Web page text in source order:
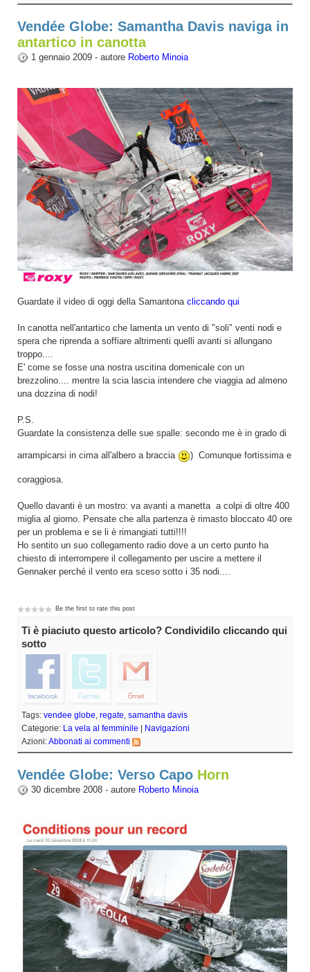
Vendée Globe: Samantha Davis naviga in
antartico in canotta
1 gennaio 2009 - autore Roberto Minoia
Guardate il video di oggi della Samantona cliccando qui
In canotta nell'antartico che lamenta un vento di "soli" venti nodi e
spera che riprenda a soffiare altrimenti quelli avanti si allungano
troppo....
E' come se fosse una nostra uscitina domenicale con un
brezzolino.... mentre la scia lascia intendere che viaggia ad almeno
una dozzina di nodi!
P.S.
Guardate la consistenza delle sue spalle: secondo me è in grado di
arrampicarsi in cima all'albero a braccia ) Comunque fortissima e
coraggiosa.
Quello davanti è un mostro: va avanti a manetta a colpi di oltre 400
miglia al giorno. Pensate che alla partenza è rimasto bloccato 40 ore
per un problema e se li è rimangiati tutti!!!!
Ho sentito un suo collegamento radio dove a un certo punto ha
chiesto di interrompere il collegamento per uscire a mettere il
Gennaker perché il vento era sceso sotto i 35 nodi....
Be the first to rate this post
Ti è piaciuto questo articolo? Condividilo cliccando qui
sotto
Tags: vendee globe, regate, samantha davis
Categorie: La vela al femminile
Navigazioni
Azioni:Abbonati ai commenti
Vendée Globe: Verso Capo Horn
30 dicembre 2008 - autore Roberto Minoia